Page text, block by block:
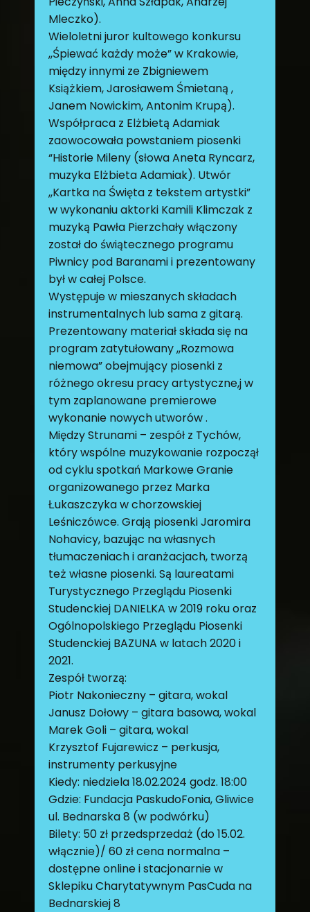
Mleczko).
Wieloletni juror kultowego konkursu
,,Śpiewać każdy może” w Krakowie,
między innymi ze Zbigniewem
Książkiem, Jarosławem Śmietaną ,
Janem Nowickim, Antonim Krupą).
Współpraca z Elżbietą Adamiak
zaowocowała powstaniem piosenki
“Historie Mileny (słowa Aneta Ryncarz,
muzyka Elżbieta Adamiak). Utwór
,,Kartka na Święta z tekstem artystki”
w wykonaniu aktorki Kamili Klimczak z
muzyką Pawła Pierzchały włączony
został do świątecznego programu
Piwnicy pod Baranami i prezentowany
był w całej Polsce.
Występuje w mieszanych składach
instrumentalnych lub sama z gitarą.
Prezentowany materiał składa się na
program zatytułowany ,,Rozmowa
niemowa” obejmujący piosenki z
różnego okresu pracy artystyczne,j w
tym zaplanowane premierowe
wykonanie nowych utworów .
Między Strunami – zespół z Tychów,
który wspólne muzykowanie rozpoczął
od cyklu spotkań Markowe Granie
organizowanego przez Marka
Łukaszczyka w chorzowskiej
Leśniczówce. Grają piosenki Jaromira
Nohavicy, bazując na własnych
tłumaczeniach i aranżacjach, tworzą
też własne piosenki. Są laureatami
Turystycznego Przeglądu Piosenki
Studenckiej DANIELKA w 2019 roku oraz
Ogólnopolskiego Przeglądu Piosenki
Studenckiej BAZUNA w latach 2020 i
2021.
Zespół tworzą:
Piotr Nakonieczny – gitara, wokal
Janusz Dołowy – gitara basowa, wokal
Marek Goli – gitara, wokal
Krzysztof Fujarewicz – perkusja,
instrumenty perkusyjne
Kiedy: niedziela 18.02.2024 godz. 18:00
Gdzie: Fundacja PaskudoFonia, Gliwice
ul. Bednarska 8 (w podwórku)
Bilety: 50 zł przedsprzedaż (do 15.02.
włącznie)/ 60 zł cena normalna –
dostępne online i stacjonarnie w
Sklepiku Charytatywnym PasCuda na
Bednarskiej 8